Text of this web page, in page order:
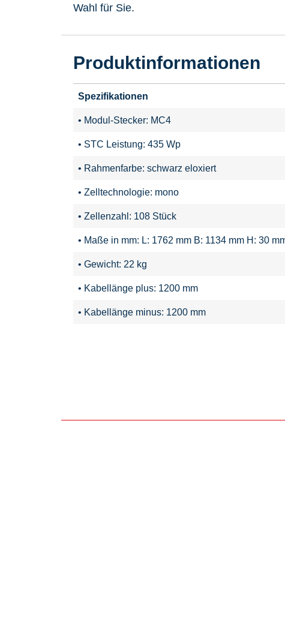
Wahl für Sie.
Produktinformationen
Spezifikationen
• Modul-Stecker: MC4
• STC Leistung: 435 Wp
• Rahmenfarbe: schwarz eloxiert
• Zelltechnologie: mono
• Zellenzahl: 108 Stück
• Maße in mm: L: 1762 mm B: 1134 mm H: 30
• Gewicht: 22 kg
• Kabellänge plus: 1200 mm
• Kabellänge minus: 1200 mm